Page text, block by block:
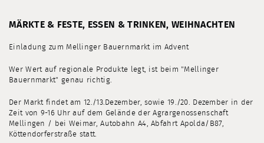
MÄRKTE & FESTE, ESSEN & TRINKEN, WEIHNACHTEN
Einladung zum Mellinger Bauernmarkt im Advent
Wer Wert auf regionale Produkte legt, ist beim "Mellinger
Bauernmarkt" genau richtig.
Der Markt findet am 12./13.Dezember, sowie 19./20. Dezember in der
Zeit von 9-16 Uhr auf dem Gelände der Agrargenossenschaft
Mellingen / bei Weimar, Autobahn A4, Abfahrt Apolda/B87,
Köttendorferstraße statt.